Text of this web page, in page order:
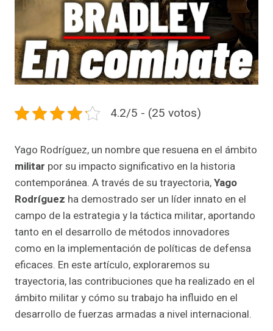
4.2/5 - (25 votos)
Yago Rodríguez, un nombre que resuena en el ámbito
militar por su impacto significativo en la historia
contemporánea. A través de su trayectoria,Yago
Rodríguez ha demostrado ser un líder innato en el
campo de la estrategia y la táctica militar, aportando
tanto en el desarrollo de métodos innovadores
como en la implementación de políticas de defensa
eficaces. En este artículo, exploraremos su
trayectoria, las contribuciones que ha realizado en el
ámbito militar y cómo su trabajo ha influido en el
desarrollo de fuerzas armadas a nivel internacional.